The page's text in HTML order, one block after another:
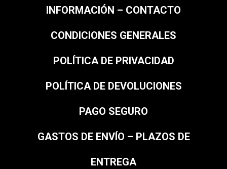
INFORMACIÓN – CONTACTO
CONDICIONES GENERALES
POLÍTICA DE PRIVACIDAD
POLÍTICA DE DEVOLUCIONES
PAGO SEGURO
GASTOS DE ENVÍO – PLAZOS DE
ENTREGA